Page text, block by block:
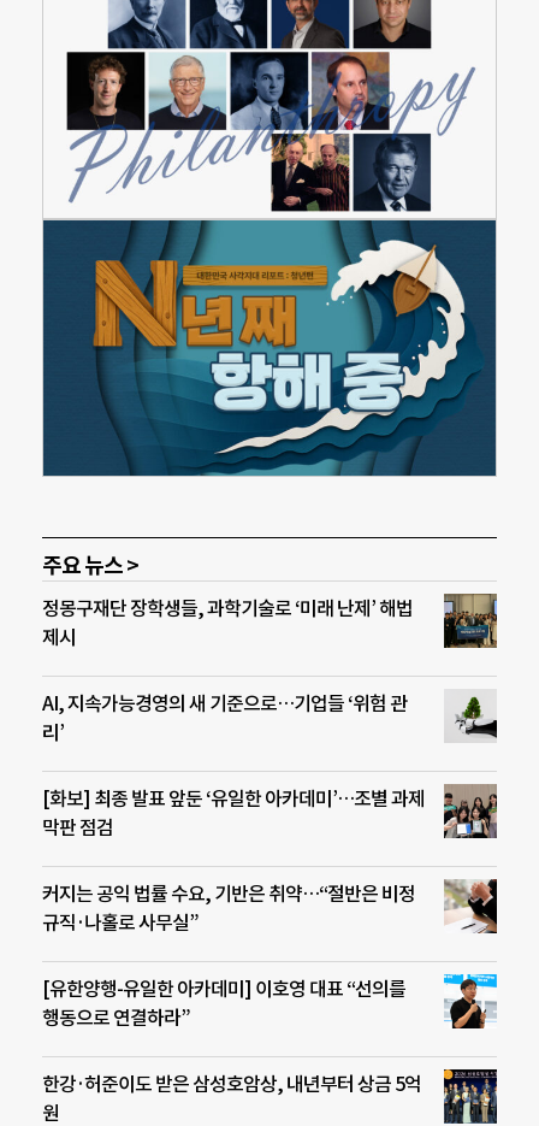
주요 뉴스 >
정몽구재단 장학생들, 과학기술로 ‘미래 난제’ 해법
제시
AI, 지속가능경영의 새 기준으로…기업들 ‘위험 관
리’
[화보] 최종 발표 앞둔 ‘유일한 아카데미’…조별 과제
막판 점검
커지는 공익 법률 수요, 기반은 취약…“절반은 비정
규직·나홀로 사무실”
[유한양행-유일한 아카데미] 이호영 대표 “선의를
행동으로 연결하라”
한강·허준이도 받은 삼성호암상, 내년부터 상금 5억
원